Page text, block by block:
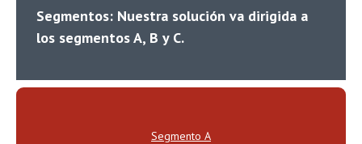
Segmentos: Nuestra solución va dirigida a
los segmentos A, B y C.
Segmento A